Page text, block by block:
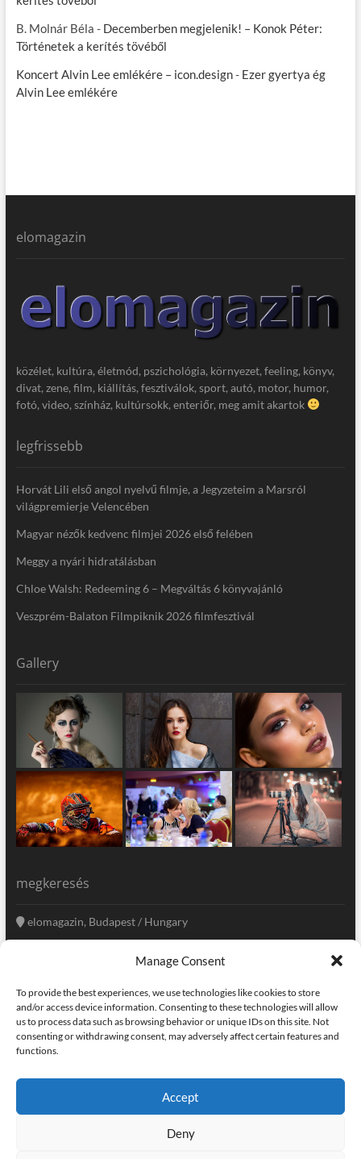
Manage Consent
To provide the best experiences, we use technologies like cookies to store
and/or access device information. Consenting to these technologies will allow
us to process data such as browsing behavior or unique IDs on this site. Not
consenting or withdrawing consent, may adversely affect certain features and
functions.
Accept
Deny
B. Molnár Béla - Decemberben megjelenik! – Konok Péter:
Történetek a kerítés tövéből
Koncert Alvin Lee emlékére – icon.design- Ezer gyertya ég
Alvin Lee emlékére
elomagazin
közélet, kultúra, életmód, pszichológia, környezet, feeling, könyv,
divat, zene, film, kiállítás, fesztiválok, sport, autó, motor, humor,
fotó, video, színház, kultúrsokk, enteriőr, meg amit akartok
legfrissebb
Horvát Lili első angol nyelvű filmje, a Jegyzeteim a Marsról
világpremierje Velencében
Magyar nézők kedvenc filmjei 2026 első felében
Meggy a nyári hidratálásban
Chloe Walsh: Redeeming 6 – Megváltás 6 könyvajánló
Veszprém-Balaton Filmpiknik 2026 filmfesztivál
Gallery
megkeresés
elomagazin, Budapest / Hungary
szerkesztoseg@elomagazin.com
elomagazin
home adatvédelem impresszum kapcsolat